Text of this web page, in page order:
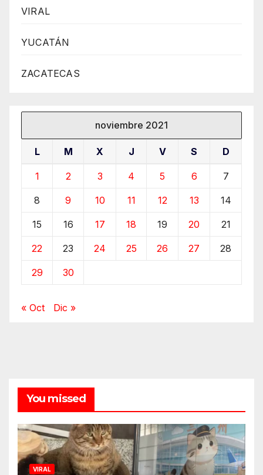
VIRAL
YUCATÁN
ZACATECAS
noviembre 2021
L M X J V S D
1 2 3 4 5 6 7
8 9 10 11 12 13 14
15 16 17 18 19 20 21
22 23 24 25 26 27 28
29 30
« Oct Dic »
You missed
VIRAL